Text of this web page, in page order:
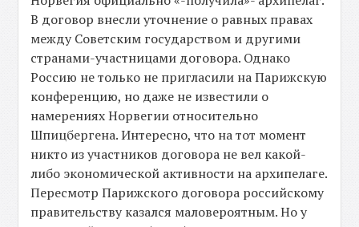
В договор внесли уточнение о равных правах
между Советским государством и другими
странами-участницами договора. Однако
Россию не только не пригласили на Парижскую
конференцию, но даже не известили о
намерениях Норвегии относительно
Шпицбергена. Интересно, что на тот момент
никто из участников договора не вел какой-
либо экономической активности на архипелаге.
Пересмотр Парижского договора российскому
правительству казался маловероятным. Но у